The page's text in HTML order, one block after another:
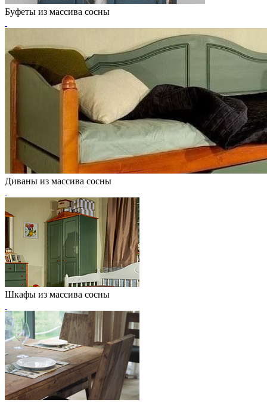
Буфеты из массива сосны
Диваны из массива сосны
Шкафы из массива сосны